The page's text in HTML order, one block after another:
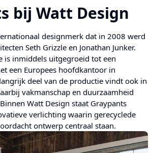
bij Watt Design
designmerk dat in 2008 werd
Seth Grizzle en Jonathan Junker.
is inmiddels uitgegroeid tot een
een Europees hoofdkantoor in
deel van de productie vindt ook in
vakmanschap en duurzaamheid
Watt Design staat Graypants
verlichting waarin gerecyclede
ontwerp centraal staan.